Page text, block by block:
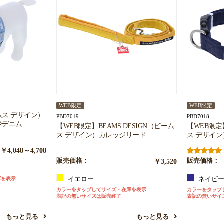
デザイン）
デニム
￥4,048～4,708
を表示
もっと見る
WEB限定
PBD7019
【WEB限定】BEAMS DESIGN（ビーム
ス デザイン）カレッジリード
販売価格： ￥3,520
イエロー
カラーをタップしてサイズ・在庫を表示
表記の無いサイズは販売終了
もっと見る
WEB限定
PBD7018
【WEB限
ス デザイ
販売価格：
ネイビー
カラーをタップ
表記の無いサイ